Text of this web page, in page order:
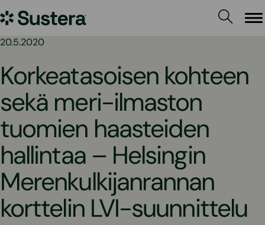
sisältöön
Sustera
20.5.2020
Korkeatasoisen kohteen
sekä meri-ilmaston
tuomien haasteiden
hallintaa – Helsingin
Merenkulkijanrannan
korttelin LVI-suunnittelu